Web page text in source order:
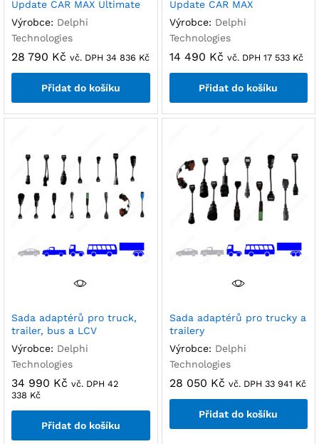
Update CAR MAX Ultimate
Výrobce: Delphi
Technologies
28 790 Kč vč. DPH 34 836 Kč
Přidat do košíku
Update CAR MAX
Výrobce: Delphi
Technologies
14 490 Kč vč. DPH 17 533 Kč
Přidat do košíku
Sada adaptérů pro truck,
trailer, bus a LCV
Výrobce: Delphi
Technologies
34 990 Kč vč. DPH 42
338 Kč
Přidat do košíku
Sada adaptérů pro trucky a
trailery
Výrobce: Delphi
Technologies
28 050 Kč vč. DPH 33 941 Kč
Přidat do košíku